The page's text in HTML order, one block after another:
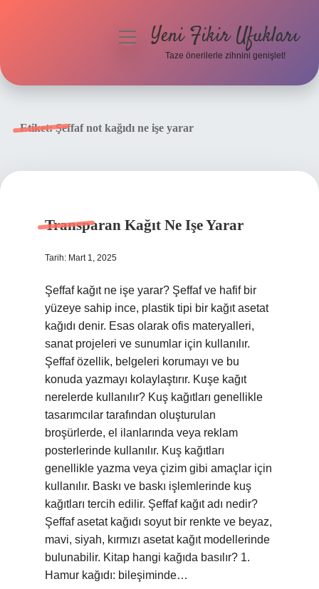
menüyüYeni Fikir Ufukları
Taze önerilerle zihnini genişlet!
Etiket:Şeffaf not kağıdı ne işe yarar
Transparan Kağıt Ne Işe Yarar
Tarih: Mart 1, 2025
Şeffaf kağıt ne işe yarar? Şeffaf ve hafif bir
yüzeye sahip ince, plastik tipi bir kağıt asetat
kağıdı denir. Esas olarak ofis materyalleri,
sanat projeleri ve sunumlar için kullanılır.
Şeffaf özellik, belgeleri korumayı ve bu
konuda yazmayı kolaylaştırır. Kuşe kağıt
nerelerde kullanılır? Kuş kağıtları genellikle
tasarımcılar tarafından oluşturulan
broşürlerde, el ilanlarında veya reklam
posterlerinde kullanılır. Kuş kağıtları
genellikle yazma veya çizim gibi amaçlar için
kullanılır. Baskı ve baskı işlemlerinde kuş
kağıtları tercih edilir. Şeffaf kağıt adı nedir?
Şeffaf asetat kağıdı soyut bir renkte ve beyaz,
mavi, siyah, kırmızı asetat kağıt modellerinde
bulunabilir. Kitap hangi kağıda basılır? 1.
Hamur kağıdı: bileşiminde…